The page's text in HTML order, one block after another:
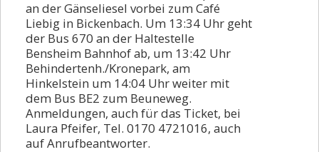
an der Gänseliesel vorbei zum Café
Liebig in Bickenbach. Um 13:34 Uhr geht
der Bus 670 an der Haltestelle
Bensheim Bahnhof ab, um 13:42 Uhr
Behindertenh./Kronepark, am
Hinkelstein um 14:04 Uhr weiter mit
dem Bus BE2 zum Beuneweg.
Anmeldungen, auch für das Ticket, bei
Laura Pfeifer, Tel. 0170 4721016, auch
auf Anrufbeantworter.